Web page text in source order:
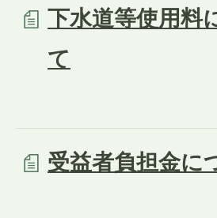
下水道等使用料
て
受益者負担金に